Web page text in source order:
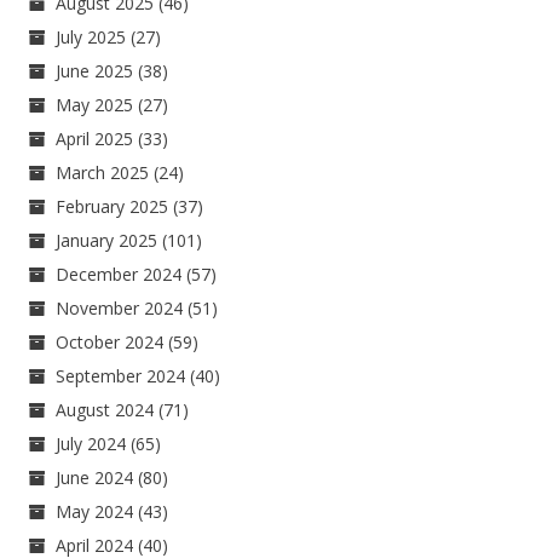
July 2025 (27)
June 2025 (38)
May 2025 (27)
April 2025 (33)
March 2025 (24)
February 2025 (37)
January 2025 (101)
December 2024 (57)
November 2024 (51)
October 2024 (59)
September 2024 (40)
August 2024 (71)
July 2024 (65)
June 2024 (80)
May 2024 (43)
April 2024 (40)